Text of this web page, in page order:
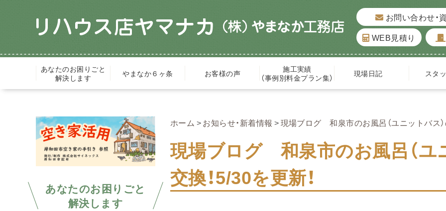
お問い合わせ・
WEB見積り
あなたのお困りごと
解決します
やまなか６ヶ条 お客様の声
施工実績
（事例別料金プラン集）
現場日記 スタ
あなたのお困りごと
解決します
ホーム お知らせ・新着情報 現場ブログ 和泉市のお風呂（ユニットバス）
現場ブログ 和泉市のお風呂（ユ
交換！5/30を更新！